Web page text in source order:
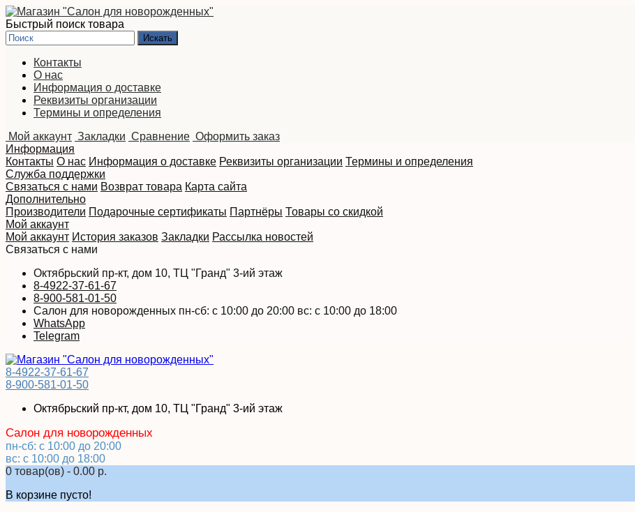
Быстрый поиск товара
Контакты
О нас
Информация о доставке
Реквизиты организации
Термины и определения
Мой аккаунт Закладки Сравнение Оформить заказ
Информация
Контакты О нас Информация о доставке Реквизиты организации Термины и определения
Служба поддержки
Связаться с нами Возврат товара Карта сайта
Дополнительно
Производители Подарочные сертификаты Партнёры Товары со скидкой
Мой аккаунт
Мой аккаунт История заказов Закладки Рассылка новостей
Связаться с нами
Октябрьский пр-кт, дом 10, ТЦ "Гранд" 3-ий этаж
8-4922-37-61-67
8-900-581-01-50
Салон для новорожденных пн-сб: с 10:00 до 20:00 вс: с 10:00 до 18:00
WhatsApp
Telegram
8-4922-37-61-67
8-900-581-01-50
Октябрьский пр-кт, дом 10, ТЦ "Гранд" 3-ий этаж
Салон для новорожденных
пн-сб: с 10:00 до 20:00
вс: с 10:00 до 18:00
0 товар(ов) - 0.00 р.
В корзине пусто!